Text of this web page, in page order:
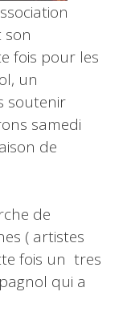
son
fois pour les
un
soutenir
samedi
de
de
( artistes
fois un tres
qui a